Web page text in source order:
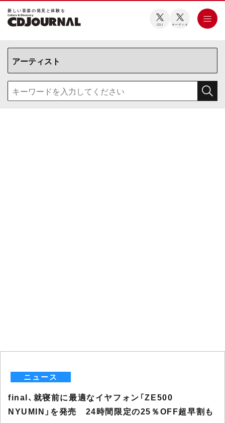
新しい⾳楽の発⾒と体験を
CDJ オーディオ
ニュース
final、就寝前に最適なイヤフォン「ZE500
NYUMIN」を発売 24時間限定の25％OFF超早割も